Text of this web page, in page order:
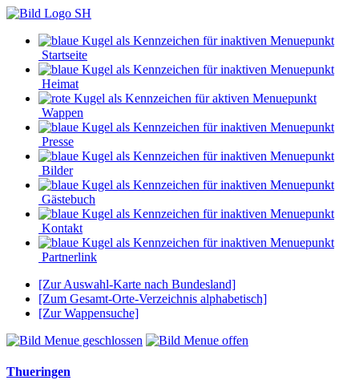
Startseite
Heimat
Wappen
Presse
Bilder
Gästebuch
Kontakt
Partnerlink
[Zur Auswahl-Karte nach Bundesland]
[Zum Gesamt-Orte-Verzeichnis alphabetisch]
[Zur Wappensuche]
Thueringen